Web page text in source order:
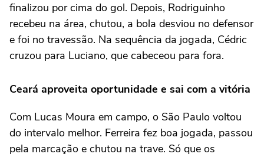
finalizou por cima do gol. Depois, Rodriguinho
recebeu na área, chutou, a bola desviou no defensor
e foi no travessão. Na sequência da jogada, Cédric
cruzou para Luciano, que cabeceou para fora.
Ceará aproveita oportunidade e sai com a vitória
Com Lucas Moura em campo, o São Paulo voltou
do intervalo melhor. Ferreira fez boa jogada, passou
pela marcação e chutou na trave. Só que os